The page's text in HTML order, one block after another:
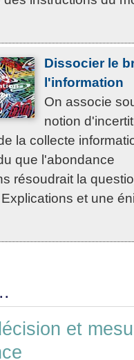
Dissocier le
l'information
On associe
notion
la collecte
que l'abondance
résoudrait la
Explications et une
et